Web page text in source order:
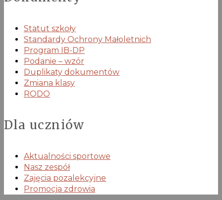
Statut szkoły
Standardy Ochrony Małoletnich
Program IB-DP
Podanie – wzór
Duplikaty dokumentów
Zmiana klasy
RODO
Dla uczniów
Aktualności sportowe
Nasz zespół
Zajęcia pozalekcyjne
Promocja zdrowia